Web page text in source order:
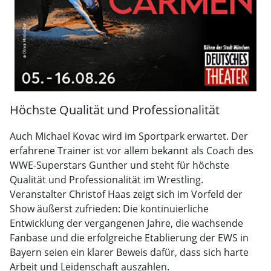
Höchste Qualität und Professionalität
Auch Michael Kovac wird im Sportpark erwartet. Der
erfahrene Trainer ist vor allem bekannt als Coach des
WWE-Superstars Gunther und steht für höchste
Qualität und Professionalität im Wrestling.
Veranstalter Christof Haas zeigt sich im Vorfeld der
Show äußerst zufrieden: Die kontinuierliche
Entwicklung der vergangenen Jahre, die wachsende
Fanbase und die erfolgreiche Etablierung der EWS in
Bayern seien ein klarer Beweis dafür, dass sich harte
Arbeit und Leidenschaft auszahlen.